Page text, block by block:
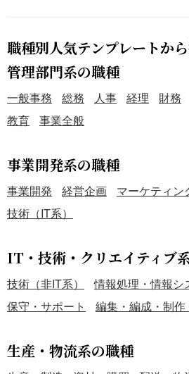
職種別人気テンプレートか
管理部門系の職種
一般事務 総務 人事 経理 財務
教育
事業全般
事業開発系の職種
事業開発 経営企画 マーケティン
技術（IT系）
IT・技術・クリエイティブ
技術（非IT系）
情報処理・情報シ
保守・サポート
編集・編成・制作
生産・物流系の職種